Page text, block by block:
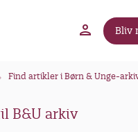
Bliv
Find artikler i Børn & Unge-
B&U arkiv